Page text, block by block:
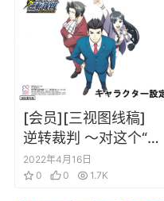
[会员][三视图线稿]
逆转裁判 ～对这个“真
实”，有异议！～ 第二
季 动画资料设定线稿
2022年4月16日
0
0 1.7K